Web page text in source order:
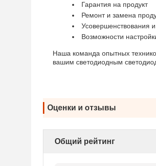
Гарантия на продукт
Ремонт и замена
Усовершенствования
Возможности
Наша команда опытных
вашим светодиодным
Оценки и отзывы
Общий рейтинг